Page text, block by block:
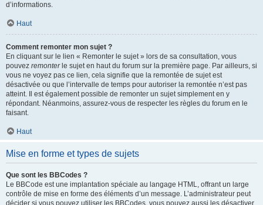
d’informations.
Haut
Comment remonter mon sujet ?
En cliquant sur le lien « Remonter le sujet » lors de sa consultation, vous
pouvez remonterle sujet en haut du forum sur la première page. Par ailleurs, si
vous ne voyez pas ce lien, cela signifie que la remontée de sujet est
désactivée ou que l’intervalle de temps pour autoriser la remontée n’est pas
atteint. Il est également possible de remonter un sujet simplement en y
répondant. Néanmoins, assurez-vous de respecter les règles du forum en le
faisant.
Haut
Mise en forme et types de sujets
Que sont les BBCodes ?
Le BBCode est une implantation spéciale au langage HTML, offrant un large
contrôle de mise en forme des éléments d’un message. L’administrateur peut
décider si vous pouvez utiliser les BBCodes, vous pouvez aussi les désactiver